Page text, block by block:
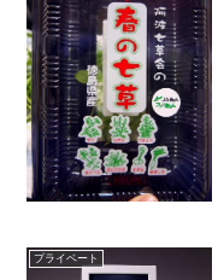
プライベート